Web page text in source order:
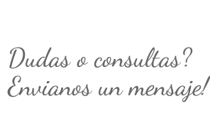
Dudas o consultas?
Envianos un mensaje!